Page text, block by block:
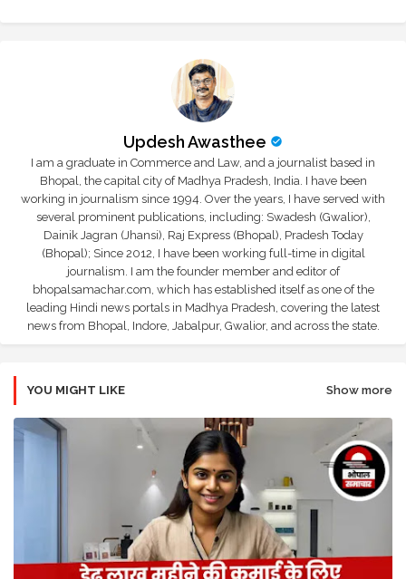
Updesh Awasthee
I am a graduate in Commerce and Law, and a journalist based in
Bhopal, the capital city of Madhya Pradesh, India. I have been
working in journalism since 1994. Over the years, I have served with
several prominent publications, including: Swadesh (Gwalior),
Dainik Jagran (Jhansi), Raj Express (Bhopal), Pradesh Today
(Bhopal); Since 2012, I have been working full-time in digital
journalism. I am the founder member and editor of
bhopalsamachar.com, which has established itself as one of the
leading Hindi news portals in Madhya Pradesh, covering the latest
news from Bhopal, Indore, Jabalpur, Gwalior, and across the state.
YOU MIGHT LIKE Show more